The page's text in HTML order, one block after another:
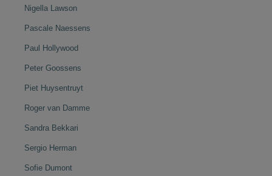
Nigella Lawson
Pascale Naessens
Paul Hollywood
Peter Goossens
Piet Huysentruyt
Roger van Damme
Sandra Bekkari
Sergio Herman
Sofie Dumont